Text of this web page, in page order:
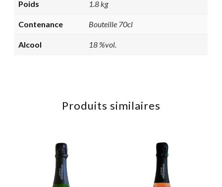
Poids 1.8 kg
Contenance Bouteille 70cl
Alcool 18 %vol.
Produits similaires